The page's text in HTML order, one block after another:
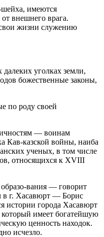
шейха, имеются
внешнего врага.
жизни служению
уголках земли,
божественные законы,
по роду своей
— воинам
Кав-казской войны, наиба
анских ученых, в том числе
относящихся к XVIII
вания — говорит
в г. Хасавюрт — Борис
истории города Хасавюрт
имеет богатейшую
ценность находок.
исчезло.